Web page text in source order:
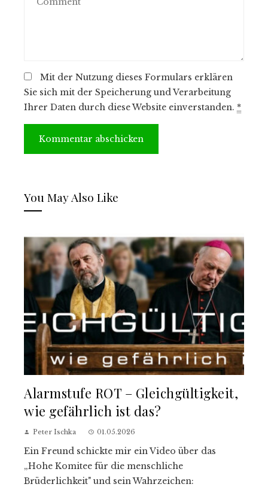
Mit der Nutzung dieses Formulars erklären
Sie sich mit der Speicherung und Verarbeitung
Ihrer Daten durch diese Website einverstanden. *
You May Also Like
Alarmstufe ROT – Gleichgültigkeit,
wie gefährlich ist das?
Peter Ischka 01.05.2026
Ein Freund schickte mir ein Video über das
„Hohe Komitee für die menschliche
Brüderlichkeit" und sein Wahrzeichen: